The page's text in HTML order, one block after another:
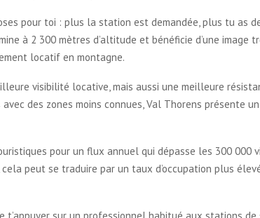
pour toi : plus la station est demandée, plus tu as
à 2 300 mètres d’altitude et bénéficie d’une
locatif en montagne.
visibilité locative, mais aussi une meilleure
des zones moins connues, Val Thorens présente
pour un flux annuel qui dépasse les 300 000
peut se traduire par un taux d’occupation plus
sur un professionnel habitué aux stations de